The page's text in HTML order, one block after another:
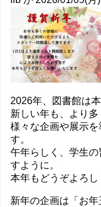
2026年、図書館は
新しい年も、より
様々な企画や展示
す。
午年らしく、学生
すように。
本年もどうぞよろし
新年の企画は「お年